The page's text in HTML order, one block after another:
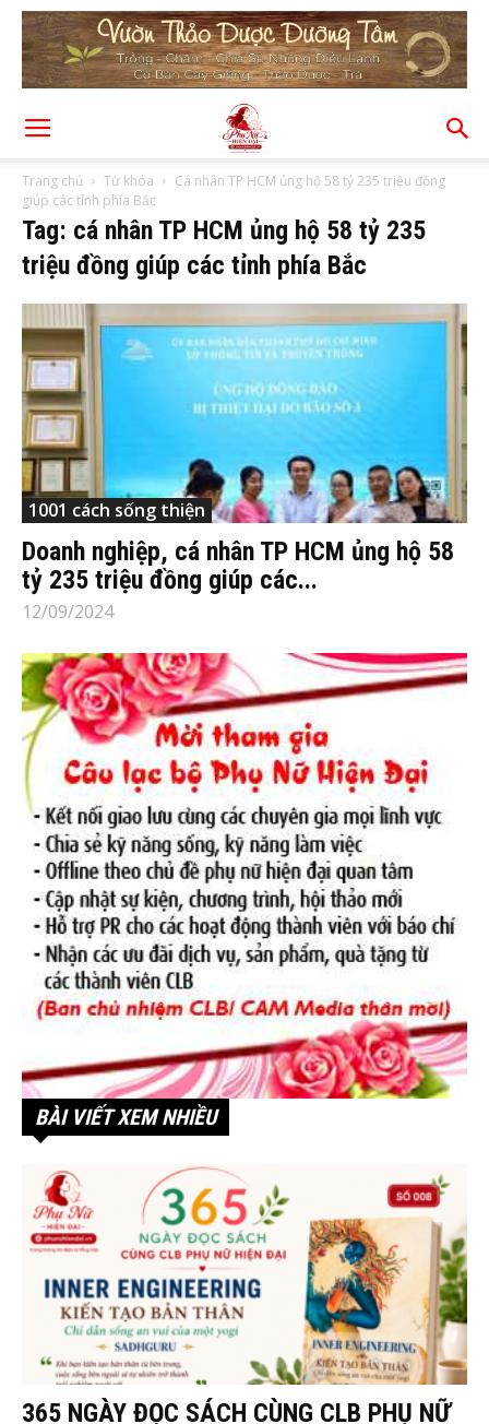
Trang chủ Từ khóa
Cá nhân TP HCM ủng hộ 58 tỷ 235 triệu đồng
giúp các tỉnh phía Bắc
Tag: cá nhân TP HCM ủng hộ 58 tỷ 235
triệu đồng giúp các tỉnh phía Bắc
1001 cách sống thiện
Doanh nghiệp, cá nhân TP HCM ủng hộ 58
tỷ 235 triệu đồng giúp các...
12/09/2024
BÀI VIẾT XEM NHIỀU
365 NGÀY ĐỌC SÁCH CÙNG CLB PHỤ NỮ